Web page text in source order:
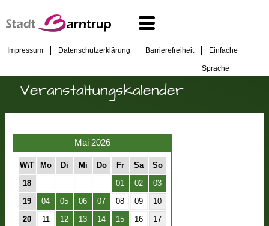
Impressum Datenschutzerklärung Barrierefreiheit Einfache
Sprache
Veranstaltungskalender
Mai 2026
W\T Mo Di Mi Do Fr Sa So
18 01 02 03
19 04 05 06 07 08 09 10
20 11 12 13 14 15 16 17